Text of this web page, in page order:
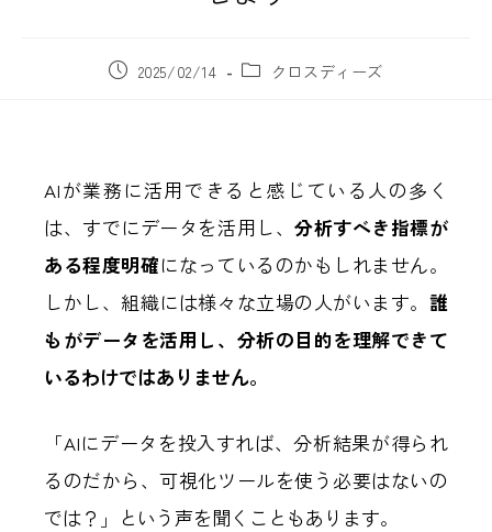
2025/02/14 クロスディーズ
AIが業務に活用できると感じている人の多く
は、すでにデータを活用し、分析すべき指標が
ある程度明確になっているのかもしれません。
しかし、組織には様々な立場の人がいます。 誰
もがデータを活用し、分析の目的を理解できて
いるわけではありません。
「AIにデータを投入すれば、分析結果が得られ
るのだから、可視化ツールを使う必要はないの
では？」という声を聞くこともあります。